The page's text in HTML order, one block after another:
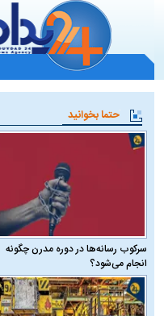
حتما بخوانید
سرکوب رسانه‌ها در دوره مدرن چگونه
انجام می‌شود؟